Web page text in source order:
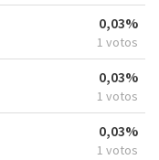
0,03%
1 votos
0,03%
1 votos
0,03%
1 votos